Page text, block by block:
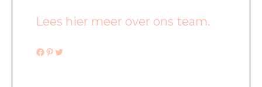
Lees hier meer over ons team.
Facebook
Pinterest
Twitter